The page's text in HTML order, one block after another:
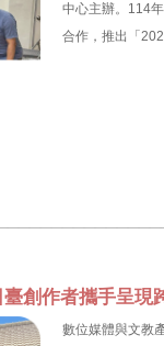
中心主辦。114
合作，推出「
創作者攜手呈現
數位媒體與文教